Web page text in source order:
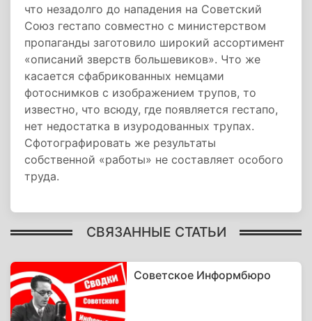
что незадолго до нападения на Советский
Союз гестапо совместно с министерством
пропаганды заготовило широкий ассортимент
«описаний зверств большевиков». Что же
касается сфабрикованных немцами
фотоснимков с изображением трупов, то
известно, что всюду, где появляется гестапо,
нет недостатка в изуродованных трупах.
Сфотографировать же результаты
собственной «работы» не составляет особого
труда.
СВЯЗАННЫЕ СТАТЬИ
Советское Информбюро